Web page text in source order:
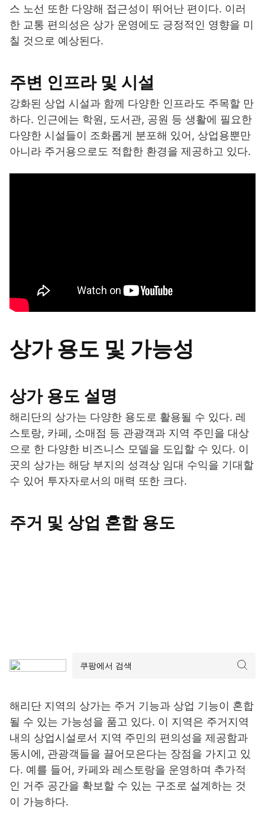
스 노선 또한 다양해 접근성이 뛰어난 편이다. 이러
한 교통 편의성은 상가 운영에도 긍정적인 영향을 미
칠 것으로 예상된다.
주변 인프라 및 시설
강화된 상업 시설과 함께 다양한 인프라도 주목할 만
하다. 인근에는 학원, 도서관, 공원 등 생활에 필요한
다양한 시설들이 조화롭게 분포해 있어, 상업용뿐만
아니라 주거용으로도 적합한 환경을 제공하고 있다.
상가 용도 및 가능성
상가 용도 설명
해리단의 상가는 다양한 용도로 활용될 수 있다. 레
스토랑, 카페, 소매점 등 관광객과 지역 주민을 대상
으로 한 다양한 비즈니스 모델을 도입할 수 있다. 이
곳의 상가는 해당 부지의 성격상 임대 수익을 기대할
수 있어 투자자로서의 매력 또한 크다.
주거 및 상업 혼합 용도
해리단 지역의 상가는 주거 기능과 상업 기능이 혼합
될 수 있는 가능성을 품고 있다. 이 지역은 주거지역
내의 상업시설로서 지역 주민의 편의성을 제공함과
동시에, 관광객들을 끌어모은다는 장점을 가지고 있
다. 예를 들어, 카페와 레스토랑을 운영하며 추가적
인 거주 공간을 확보할 수 있는 구조로 설계하는 것
이 가능하다.